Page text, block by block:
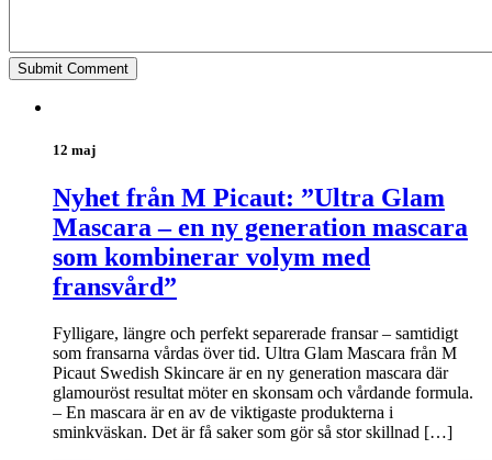
12 maj
Nyhet från M Picaut: ”Ultra Glam
Mascara – en ny generation mascara
som kombinerar volym med
fransvård”
Fylligare, längre och perfekt separerade fransar – samtidigt
som fransarna vårdas över tid. Ultra Glam Mascara från M
Picaut Swedish Skincare är en ny generation mascara där
glamouröst resultat möter en skonsam och vårdande formula.
– En mascara är en av de viktigaste produkterna i
sminkväskan. Det är få saker som gör så stor skillnad […]